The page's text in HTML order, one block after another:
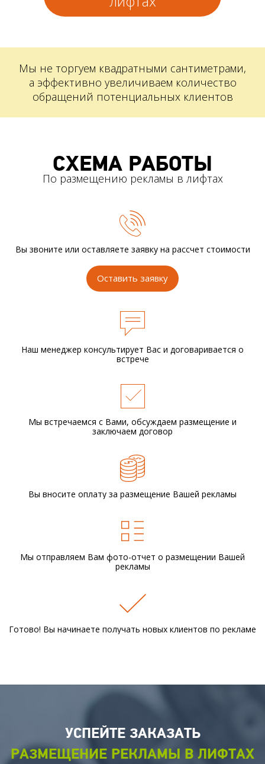
Мы не торгуем квадратными сантиметрами,
а эффективно увеличиваем количество
обращений потенциальных клиентов
СХЕМА РАБОТЫ
По размещению рекламы в лифтах
Вы звоните или оставляете заявку на рассчет стоимости
Оставить заявку
Наш менеджер консультирует Вас и договаривается о
встрече
Мы встречаемся с Вами, обсуждаем размещение и
заключаем договор
Вы вносите оплату за размещение Вашей рекламы
Мы отправляем Вам фото-отчет о размещении Вашей
рекламы
Готово! Вы начинаете получать новых клиентов по рекламе
УСПЕЙТЕ ЗАКАЗАТЬ
РАЗМЕЩЕНИЕ РЕКЛАМЫ В ЛИФТАХ